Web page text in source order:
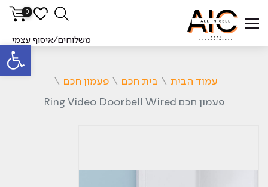
פתח
0
משלוחים/איסוף עצמי
עמוד הבית \ בית חכם \ פעמון חכם \
פעמון חכם Ring Video Doorbell Wired